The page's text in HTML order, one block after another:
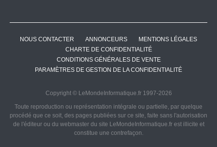
NOUS CONTACTER ANNONCEURS
MENTIONS LÉGALES
CHARTE DE CONFIDENTIALITÉ
CONDITIONS GÉNÉRALES DE VENTE
PARAMÈTRES DE GESTION DE LA CONFIDENTIALITÉ
Copyright © LeMondeInformatique.fr 1997-2026
Toute reproduction ou représentation intégrale ou partielle, par quelque
procédé que ce soit, des pages publiées sur ce site, faite sans l'autorisation
de l'éditeur ou du webmaster du site LeMondeInformatique.fr est illicite et
constitue une contrefaçon.